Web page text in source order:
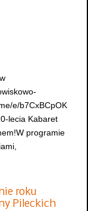
e/b7CxBCpOK
lecia Kabaret
programie
roku
Pileckich